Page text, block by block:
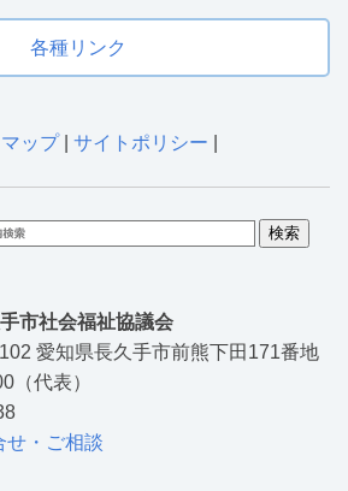
各種リンク
ップ サイトポリシー
市社会福祉協議会
愛知県長久手市前熊下田171番地
（代表）
せ・ご相談